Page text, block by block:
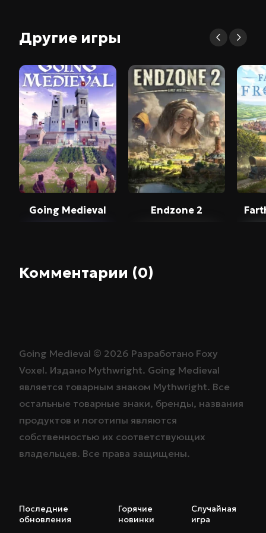
Другие игры
Going Medieval Endzone 2
Комментарии (0)
Going Medieval © 2026 Разработано Foxy
Voxel. Издано Mythwright. Going Medieval
является товарным знаком Mythwright. Все
остальные товарные знаки, бренды, названия
продуктов и логотипы являются
собственностью их соответствующих
владельцев. Все права защищены.
Последние
обновления
Горячие
новинки
Случайная
игра